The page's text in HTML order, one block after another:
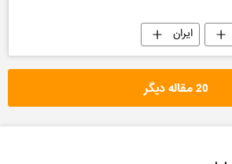
ایران
20 مقاله دیگر